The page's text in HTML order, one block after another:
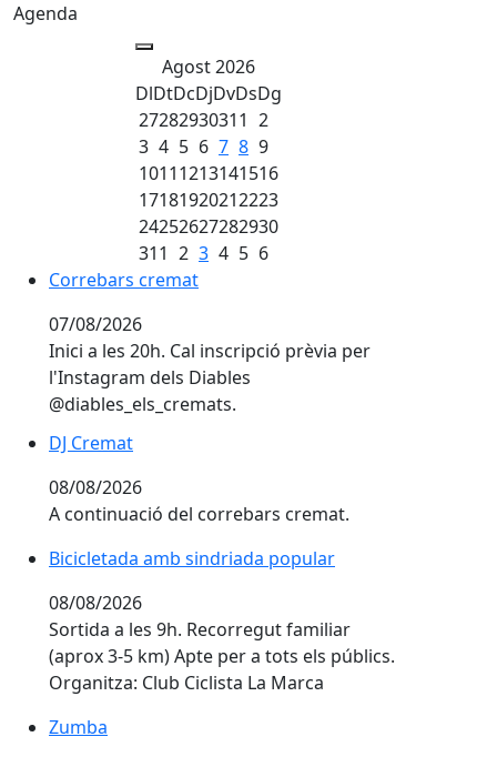
Agenda
Agost 2026
DlDtDcDjDvDsDg
27282930311 2
3 4 5 6 7 8 9
10111213141516
17181920212223
24252627282930
311 2 3 4 5 6
Correbars cremat
07/08/2026
Inici a les 20h. Cal inscripció prèvia per
l'Instagram dels Diables
@diables_els_cremats.
DJ Cremat
08/08/2026
A continuació del correbars cremat.
Bicicletada amb sindriada popular
08/08/2026
Sortida a les 9h. Recorregut familiar
(aprox 3-5 km) Apte per a tots els públics.
Organitza: Club Ciclista La Marca
Zumba